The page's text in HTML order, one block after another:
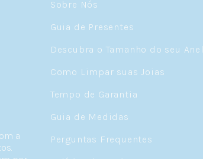
a
Sobre Nós
Guia de Presentes
Descubra o Tamanho do seu Anel
Como Limpar suas Joias
Tempo de Garantia
Guia de Medidas
Perguntas Frequentes